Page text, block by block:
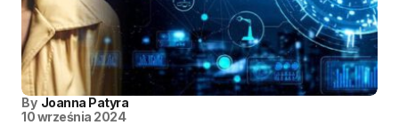
By Joanna Patyra
10 września 2024